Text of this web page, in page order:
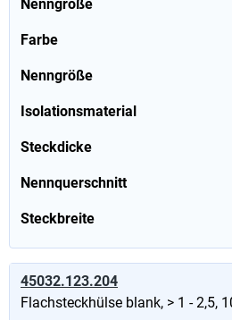
Nenngröße
Farbe
Nenngröße
Isolationsmaterial
Steckdicke
Nennquerschnitt
Steckbreite
45032.123.204
Flachsteckhülse blank, > 1 - 2,5,